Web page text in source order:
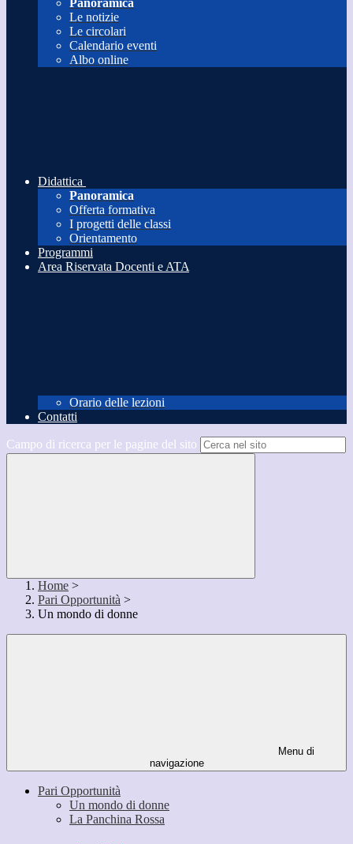
Panoramica
Le notizie
Le circolari
Calendario eventi
Albo online
Didattica
Panoramica
Offerta formativa
I progetti delle classi
Orientamento
Programmi
Area Riservata Docenti e ATA
Orario delle lezioni
Contatti
Campo di ricerca per le pagine del sito
Home >
Pari Opportunità >
Un mondo di donne
Menu di
navigazione
Pari Opportunità
Un mondo di donne
La Panchina Rossa